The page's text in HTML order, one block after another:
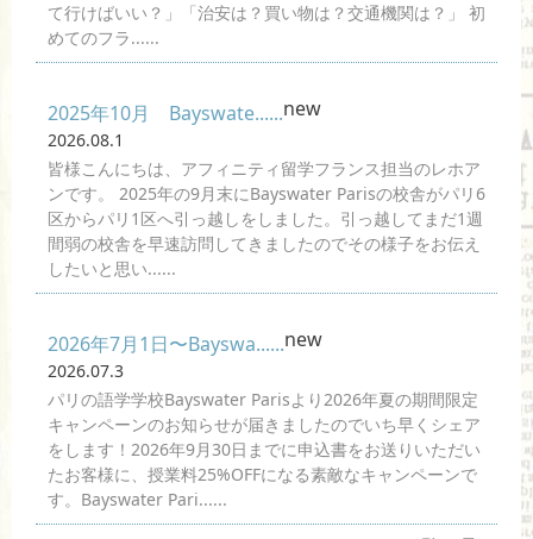
て行けばいい？」「治安は？買い物は？交通機関は？」 初
めてのフラ......
2025年10月 Bayswate......new
2026.08.1
皆様こんにちは、アフィニティ留学フランス担当のレホア
ンです。 2025年の9月末にBayswater Parisの校舎がパリ6
区からパリ1区へ引っ越しをしました。引っ越してまだ1週
間弱の校舎を早速訪問してきましたのでその様子をお伝え
したいと思い......
2026年7月1日〜Bayswa......new
2026.07.3
パリの語学学校Bayswater Parisより2026年夏の期間限定
キャンペーンのお知らせが届きましたのでいち早くシェア
をします！2026年9月30日までに申込書をお送りいただい
たお客様に、授業料25%OFFになる素敵なキャンペーンで
す。Bayswater Pari......